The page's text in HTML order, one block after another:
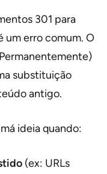
301 para
um erro comum. O
substituição
antigo.
ideia quando:
(ex: URLs